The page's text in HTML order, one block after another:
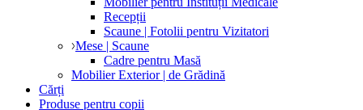
Recepții
Scaune | Fotolii pentru Vizitatori
Mese | Scaune
Cadre pentru Masă
Mobilier Exterior | de Grădină
Cărți
Produse pentru copii